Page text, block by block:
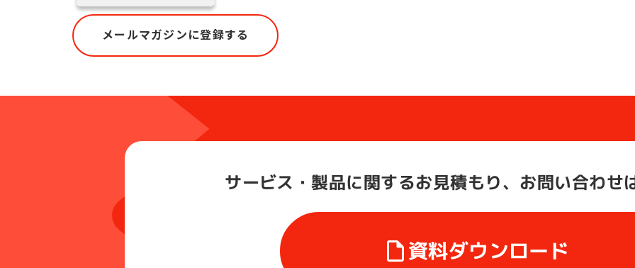
メールマガジンに登録する
サービス・製品に関するお見積もり、お問い合わせ
資料ダウンロード